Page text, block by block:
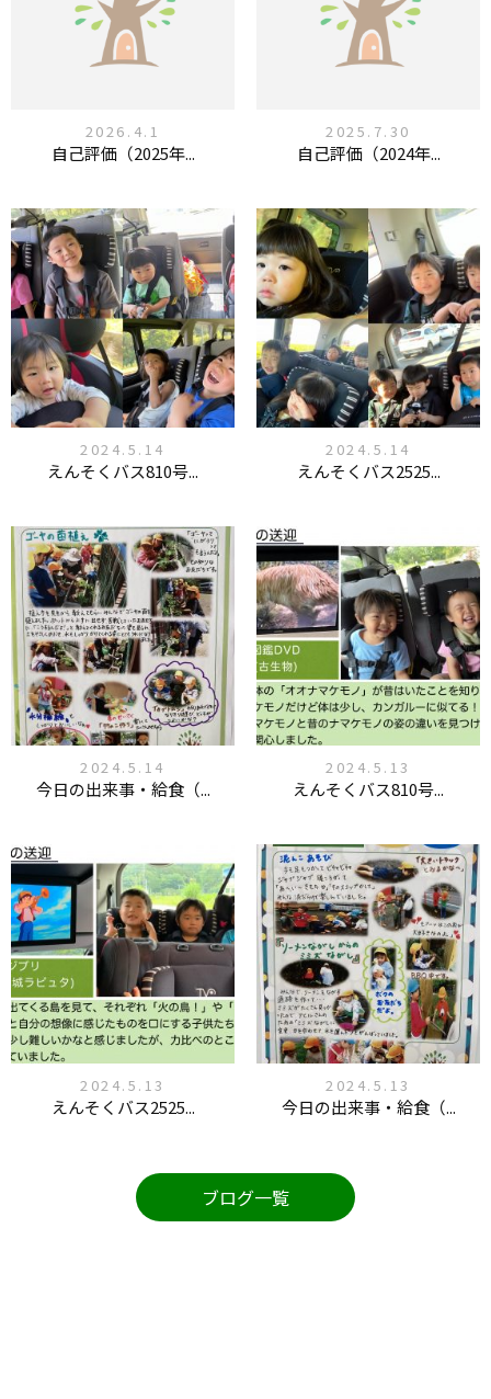
2026.4.1
自己評価（2025年...
2025.7.30
自己評価（2024年...
2024.5.14
えんそくバス810号...
2024.5.14
えんそくバス2525...
2024.5.14
今日の出来事・給食（...
2024.5.13
えんそくバス810号...
2024.5.13
えんそくバス2525...
2024.5.13
今日の出来事・給食（...
ブログ一覧